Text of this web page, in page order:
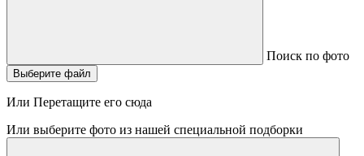
Поиск по фото
Выберите файл
Или Перетащите его сюда
Или выберите фото из нашей специальной подборки